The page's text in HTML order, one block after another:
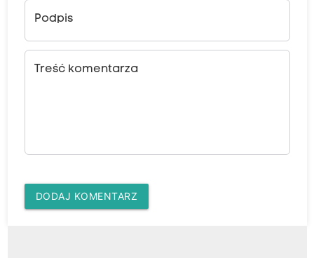
Podpis
Treść komentarza
DODAJ KOMENTARZ